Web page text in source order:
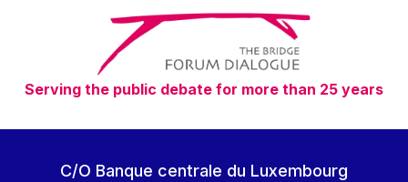
Vaclav Klaus
Vassilios Skouris
Vítor Manuel da Silva Caldeira
Viviane Reding
Walter Hagg
Serving the public debate for more than 25 years
C/O Banque centrale du Luxembourg